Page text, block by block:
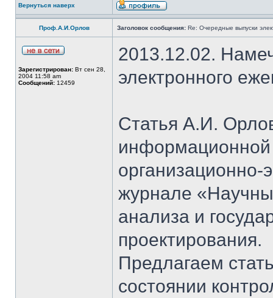
Вернуться наверх
Проф.А.И.Орлов Заголовок сообщения: Re: Очередные выпуски
Зарегистрирован: Вт сен 28,
2004 11:58 am
Сообщений: 12459
2013.12.02.
электронного
Статья А.И.
информационной
журнале
анализа и
проектирования.
Предлагаем
состоянии